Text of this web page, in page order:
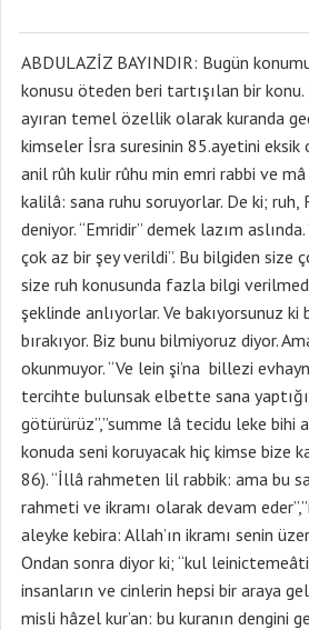
ABDULAZİZ BAYINDIR: Bugün
konusu öteden beri tartışılan bir konu.
ayıran temel özellik olarak kuranda
kimseler İsra suresinin 85.ayetini eksik
anil rûh kulir rûhu min emri rabbi ve
kalilâ: sana ruhu soruyorlar. De ki; ruh,
deniyor. “Emridir” demek lazım
çok az bir şey verildi”. Bu bilgiden size
size ruh konusunda fazla bilgi
şeklinde anlıyorlar. Ve bakıyorsunuz ki
bırakıyor. Biz bunu bilmiyoruz diyor.
okunmuyor. “Ve lein şi’na billezi
tercihte bulunsak elbette sana
götürürüz”,”summe lâ tecidu leke bihi
konuda seni koruyacak hiç kimse bize
86). “İllâ rahmeten lil rabbik: ama bu
rahmeti ve ikramı olarak devam
aleyke kebira: Allah’ın ikramı senin
Ondan sonra diyor ki; “kul
insanların ve cinlerin hepsi bir araya
misli hâzel kur’an: bu kuranın dengini